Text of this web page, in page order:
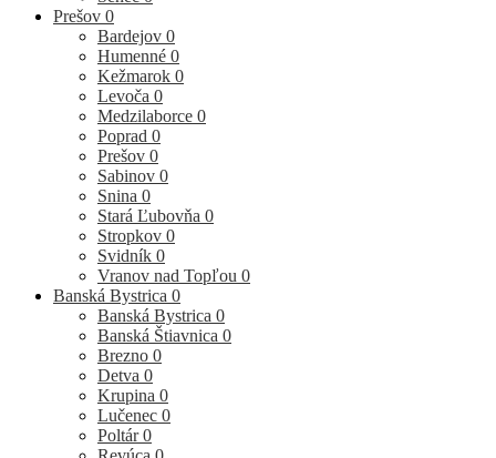
Prešov 0
Bardejov 0
Humenné 0
Kežmarok 0
Levoča 0
Medzilaborce 0
Poprad 0
Prešov 0
Sabinov 0
Snina 0
Stará Ľubovňa 0
Stropkov 0
Svidník 0
Vranov nad Topľou 0
Banská Bystrica 0
Banská Bystrica 0
Banská Štiavnica 0
Brezno 0
Detva 0
Krupina 0
Lučenec 0
Poltár0